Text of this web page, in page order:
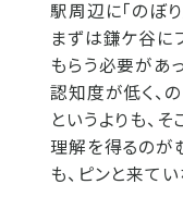
駅周辺に「のぼ
まずは鎌ケ谷に
もらう必要があ
認知度が低く、
というよりも、
理解を得るのが
も、ピンと来てい